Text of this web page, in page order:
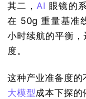
其二，AI 眼镜的
在 50g 重量基准
小时续航的平衡
度。
这种产业准备度
大模型成本下探的